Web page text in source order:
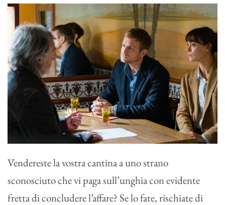
Vendereste la vostra cantina a uno strano
sconosciuto che vi paga sull’unghia con evidente
fretta di concludere l’affare? Se lo fate, rischiate di